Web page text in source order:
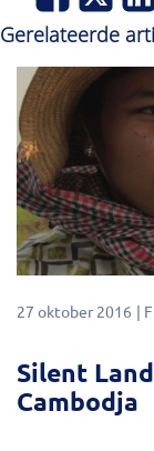
Gerelateerde
27 oktober 2016
Silent
Cambodja